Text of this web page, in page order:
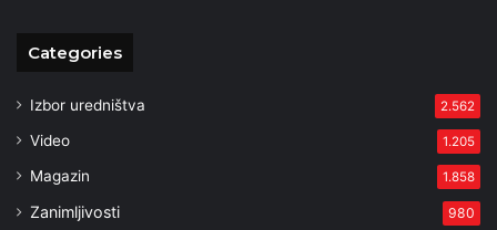
Categories
Izbor uredništva 2.562
Video 1.205
Magazin 1.858
Zanimljivosti 980